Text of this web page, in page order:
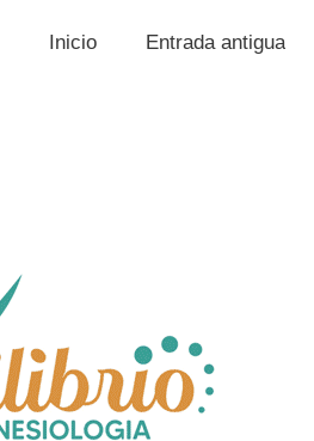
Entrada antigua
Inicio